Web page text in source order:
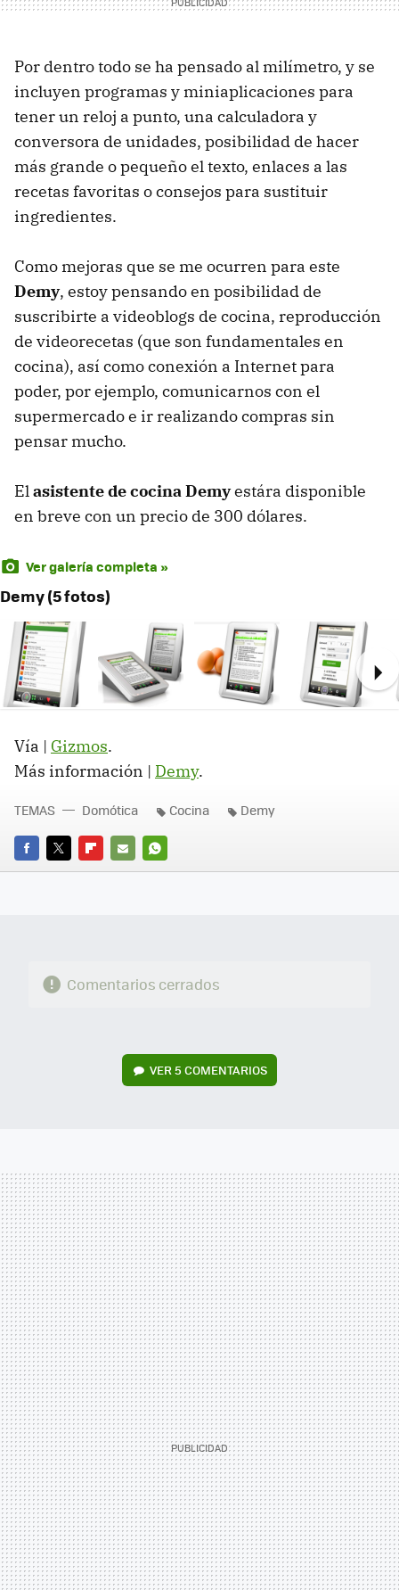
Por dentro todo se ha pensado al milímetro, y se
incluyen programas y miniaplicaciones para
tener un reloj a punto, una calculadora y
conversora de unidades, posibilidad de hacer
más grande o pequeño el texto, enlaces a las
recetas favoritas o consejos para sustituir
ingredientes.
Como mejoras que se me ocurren para este
Demy, estoy pensando en posibilidad de
suscribirte a videoblogs de cocina, reproducción
de videorecetas (que son fundamentales en
cocina), así como conexión a Internet para
poder, por ejemplo, comunicarnos con el
supermercado e ir realizando compras sin
pensar mucho.
Elasistente de cocina Demyestára disponible
en breve con un precio de 300 dólares.
Ver galería completa »
Demy (5 fotos)
Vía | Gizmos.
Más información | Demy.
FACEBOOK
TWITTERFLIPBOARD
E-
WHATSAPP
TEMAS Domótica Cocina Demy
Comentarios cerrados
VER 5 COMENTARIOS